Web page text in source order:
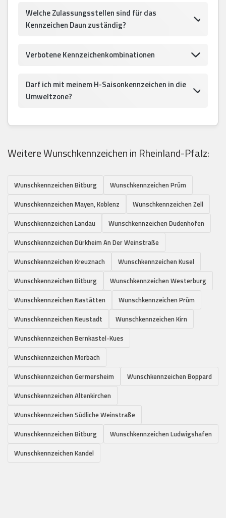
Welche Zulassungsstellen sind für das
Kennzeichen Daun zuständig?
Verbotene Kennzeichenkombinationen
Darf ich mit meinem H-Saisonkennzeichen in die
Umweltzone?
Weitere Wunschkennzeichen in Rheinland-Pfalz:
Wunschkennzeichen Bitburg
Wunschkennzeichen Prüm
Wunschkennzeichen Mayen, Koblenz
Wunschkennzeichen Zell
Wunschkennzeichen Landau
Wunschkennzeichen Dudenhofen
Wunschkennzeichen Dürkheim An Der Weinstraße
Wunschkennzeichen Kreuznach
Wunschkennzeichen Kusel
Wunschkennzeichen Bitburg
Wunschkennzeichen Westerburg
Wunschkennzeichen Nastätten
Wunschkennzeichen Prüm
Wunschkennzeichen Neustadt
Wunschkennzeichen Kirn
Wunschkennzeichen Bernkastel-Kues
Wunschkennzeichen Morbach
Wunschkennzeichen Germersheim
Wunschkennzeichen Boppard
Wunschkennzeichen Altenkirchen
Wunschkennzeichen Südliche Weinstraße
Wunschkennzeichen Bitburg
Wunschkennzeichen Ludwigshafen
Wunschkennzeichen Kandel